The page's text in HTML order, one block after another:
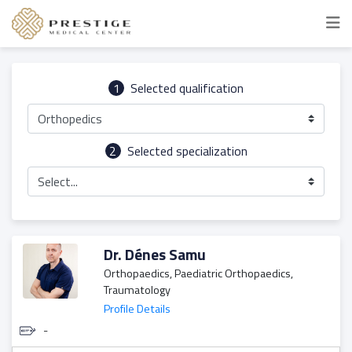
1 Selected qualification
Orthopedics
2
Selected specialization
Select...
Dr. Dénes Samu
Orthopaedics, Paediatric Orthopaedics,
Traumatology
Profile Details
-